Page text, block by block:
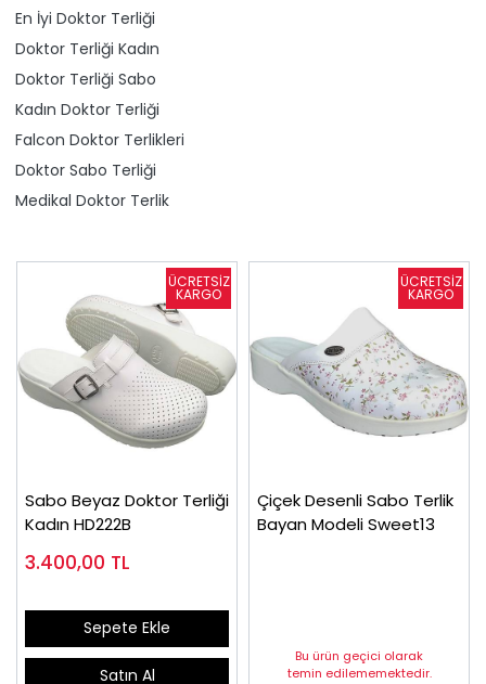
En İyi Doktor Terliği
Doktor Terliği Kadın
Doktor Terliği Sabo
Kadın Doktor Terliği
Falcon Doktor Terlikleri
Doktor Sabo Terliği
Medikal Doktor Terlik
Sabo Beyaz Doktor Terliği
Kadın HD222B
3.400,00 TL
Sepete Ekle
Satın Al
Çiçek Desenli Sabo Terlik
Bayan Modeli Sweet13
Bu ürün geçici olarak
temin edilememektedir.